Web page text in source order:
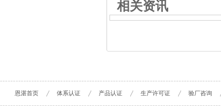
相关资讯
恩湛首页 体系认证 产品认证 生产许可证 验厂咨询